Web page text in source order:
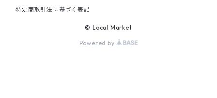
特定商取引法に基づく表記
© Local Market
Powered by